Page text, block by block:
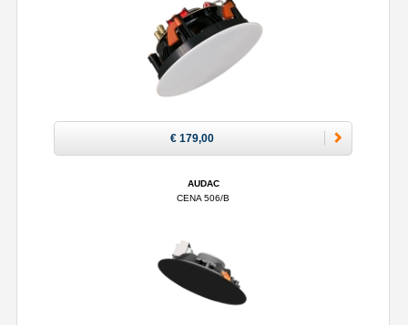
€ 179,00
AUDAC
CENA 506/B